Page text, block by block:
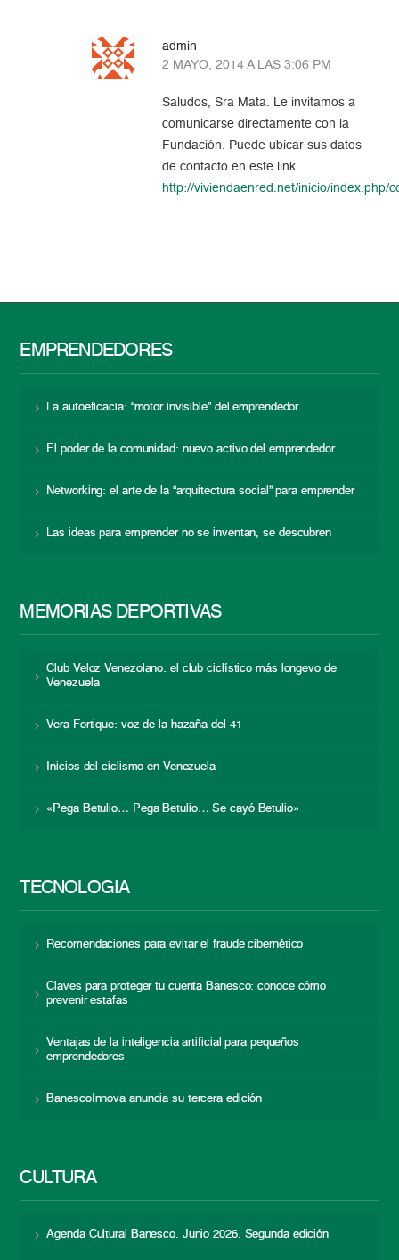
admin
2 MAYO, 2014 A LAS 3:06 PM
Saludos, Sra Mata. Le invitamos a
comunicarse directamente con la
Fundación. Puede ubicar sus datos
de contacto en este link
http://viviendaenred.net/inicio/index.php/
EMPRENDEDORES
La autoeficacia: “motor invisible” del emprendedor
El poder de la comunidad: nuevo activo del emprendedor
Networking: el arte de la “arquitectura social” para emprender
Las ideas para emprender no se inventan, se descubren
MEMORIAS DEPORTIVAS
Club Veloz Venezolano: el club ciclístico más longevo de
Venezuela
Vera Fortique: voz de la hazaña del 41
Inicios del ciclismo en Venezuela
«Pega Betulio… Pega Betulio… Se cayó Betulio»
TECNOLOGÍA
Recomendaciones para evitar el fraude cibernético
Claves para proteger tu cuenta Banesco: conoce cómo
prevenir estafas
Ventajas de la inteligencia artificial para pequeños
emprendedores
BanescoInnova anuncia su tercera edición
CULTURA
Agenda Cultural Banesco. Junio 2026. Segunda edición